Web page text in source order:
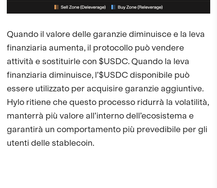
Quando il valore delle garanzie diminuisce e la leva
finanziaria aumenta, il protocollo può vendere
attività e sostituirle con $USDC. Quando la leva
finanziaria diminuisce, l’$USDC disponibile può
essere utilizzato per acquisire garanzie aggiuntive.
Hylo ritiene che questo processo ridurrà la volatilità,
manterrà più valore all’interno dell’ecosistema e
garantirà un comportamento più prevedibile per gli
utenti delle stablecoin.